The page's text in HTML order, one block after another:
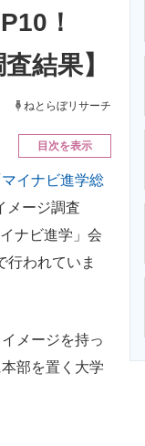
製造業のIT導
エネルギーの
！
結果】
ねとらぼリサーチ
目次を表示
マイナビ進学総
メージ調査
ナビ進学」会
行われていま
メージを持っ
部を置く大学